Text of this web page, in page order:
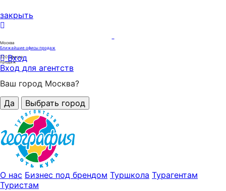
закрыть
Москва
Ближайшие офисы продаж
320офисов
продаж
Вход
Вход для агентств
Ваш город Москва?
Да
Выбрать город
О нас Бизнес под брендом Туршкола Турагентам
Туристам